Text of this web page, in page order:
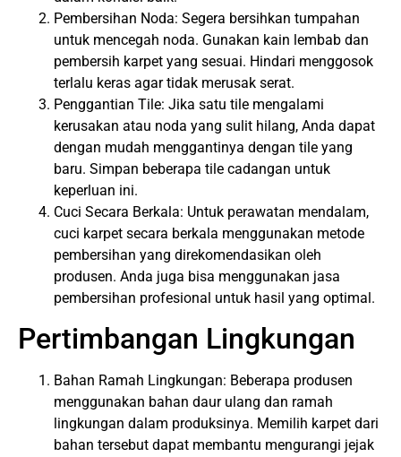
Pembersihan Noda: Segera bersihkan tumpahan
untuk mencegah noda. Gunakan kain lembab dan
pembersih karpet yang sesuai. Hindari menggosok
terlalu keras agar tidak merusak serat.
Penggantian Tile: Jika satu tile mengalami
kerusakan atau noda yang sulit hilang, Anda dapat
dengan mudah menggantinya dengan tile yang
baru. Simpan beberapa tile cadangan untuk
keperluan ini.
Cuci Secara Berkala: Untuk perawatan mendalam,
cuci karpet secara berkala menggunakan metode
pembersihan yang direkomendasikan oleh
produsen. Anda juga bisa menggunakan jasa
pembersihan profesional untuk hasil yang optimal.
Pertimbangan Lingkungan
Bahan Ramah Lingkungan: Beberapa produsen
menggunakan bahan daur ulang dan ramah
lingkungan dalam produksinya. Memilih karpet dari
bahan tersebut dapat membantu mengurangi jejak